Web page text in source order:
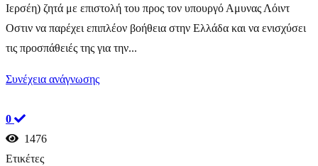
Ιερσέη) ζητά με επιστολή του προς τον υπουργό Αμυνας Λόιντ
Οστιν να παρέχει επιπλέον βοήθεια στην Ελλάδα και να ενισχύσει
τις προσπάθειές της για την...
Συνέχεια ανάγνωσης
0
1476
Ετικέτες